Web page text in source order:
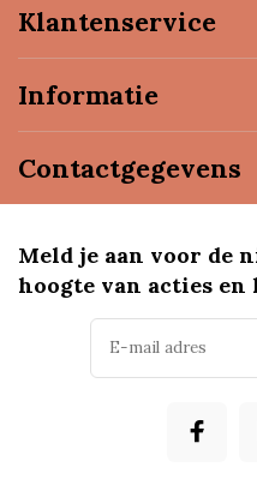
Klantenservice
Informatie
Contactgegevens
Meld je aan voor de
hoogte van acties